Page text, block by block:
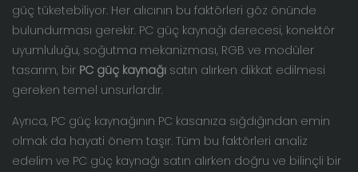
güç tüketebiliyor. Her alıcının bu faktörleri göz önünde
bulundurması gerekir. PC güç kaynağı derecesi, konektör
uyumluluğu, soğutma mekanizması, RGB ve modüler
tasarım, bir PC güç kaynağı satın alırken dikkat edilmesi
gereken temel unsurlardır.
Ayrıca, PC güç kaynağının PC kasanıza sığdığından emin
olmak da hayati önem taşır. Tüm bu faktörleri analiz
edelim ve PC güç kaynağı satın alırken doğru ve bilinçli bir